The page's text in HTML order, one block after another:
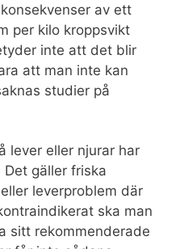
av ett
per kilo kroppsvikt
inte att det blir
att man inte kan
studier på
lever eller njurar har
gäller friska
leverproblem där
ska man
sitt rekommenderade